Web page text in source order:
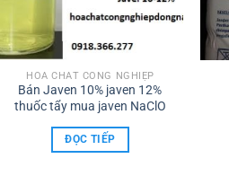
HÓA CHẤT CÔNG NGHIỆP
Bán Javen 10% javen 12%
thuốc tẩy mua javen NaClO
ĐỌC TIẾP